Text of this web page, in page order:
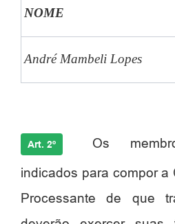
NOME
André Mambeli Lopes
Art. 2º Os
indicados para compor a
Processante de que